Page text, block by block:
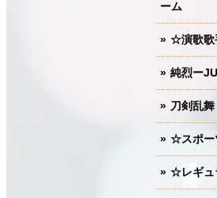
ーム
☆演歌
純烈ー
刀剣乱舞
☆スポ
☆レギュ